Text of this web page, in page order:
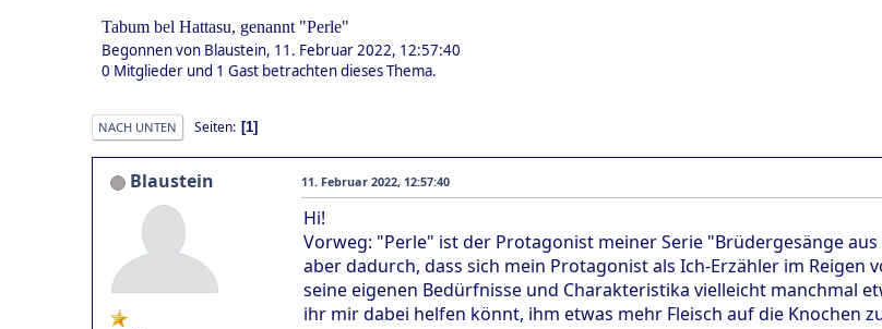
Tabum bel Hattasu, genannt "Perle"
Begonnen von Blaustein, 11. Februar 2022, 12:57:40
0 Mitglieder und 1 Gast betrachten dieses Thema.
NACH UNTEN Seiten 1
Blaustein 11. Februar 2022, 12:57:40
Hi!
Vorweg: "Perle" ist der Protagonist meiner Serie "Brüdergesänge
aber dadurch, dass sich mein Protagonist als Ich-Erzähler im
seine eigenen Bedürfnisse und Charakteristika vielleicht manchmal
ihr mir dabei helfen könnt, ihm etwas mehr Fleisch auf die Knochen